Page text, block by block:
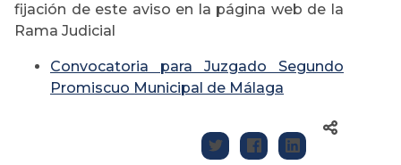
fijación de este aviso en la página web de la
Rama Judicial
Convocatoria para Juzgado Segundo
Promiscuo Municipal de Málaga